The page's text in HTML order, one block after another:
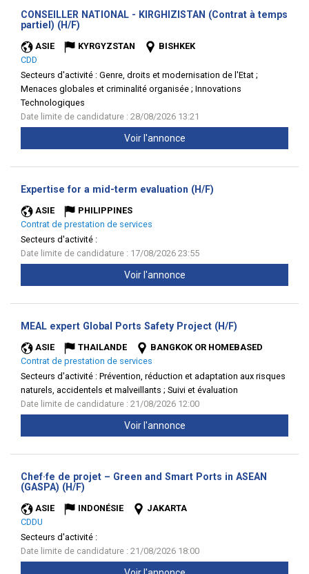
CONSEILLER NATIONAL - KIRGHIZISTAN (Contrat à temps
partiel) (H/F)
ASIE KYRGYZSTAN
BISHKEK
CDD
Secteurs d'activité : Genre, droits et modernisation de l'Etat ;
Menaces globales et criminalité organisée ; Innovations
Technologiques
Date limite de candidature : 28/08/2026 13:21
Voir l'annonce
Expertise for a mid-term evaluation (H/F)
ASIE
PHILIPPINES
Contrat de prestation de services
Secteurs d'activité :
Date limite de candidature : 17/08/2026 23:55
Voir l'annonce
MEAL expert Global Ports Safety Project (H/F)
ASIE THAILANDE
BANGKOK OR HOMEBASED
Contrat de prestation de services
Secteurs d'activité : Prévention, réduction et adaptation aux risques
naturels, accidentels et malveillants ; Suivi et évaluation
Date limite de candidature : 21/08/2026 12:00
Voir l'annonce
Chef·fe de projet – Green and Smart Ports in ASEAN
(GASPA) (H/F)
ASIE INDONÉSIE
JAKARTA
CDDU
Secteurs d'activité :
Date limite de candidature : 21/08/2026 18:00